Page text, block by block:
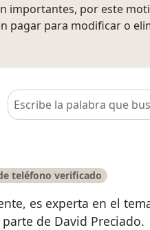
importantes, por este
pagar para modificar o
Busca en opiniones
teléfono verificado
es experta en el
de David Preciado.